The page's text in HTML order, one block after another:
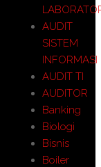
AUDIT
SISTEM
INFORMASI
AUDIT TI
AUDITOR
Banking
Biologi
Bisnis
Boiler